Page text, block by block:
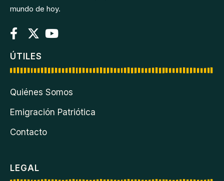
mundo de hoy.
ÚTILES
Quiénes Somos
Emigración Patriótica
Contacto
LEGAL